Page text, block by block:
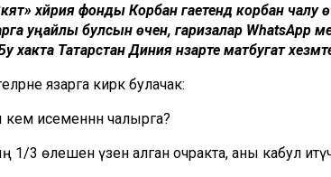
хәйрия фонды Корбан гаетендә корбан
уңайлы булсын өчен, гаризалар WhatsApp
хакта Татарстан Диния нәзарәте матбугат хезмәте
язарга кирәк булачак:
исеменнән чалырга?
1/3 өлешен үзенә алган очракта, аны кабул